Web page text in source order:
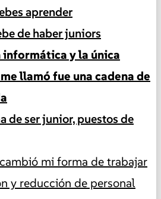
aprender
de haber juniors
informática y la única
llamó fue una cadena de
de ser junior, puestos de
mi forma de trabajar
y reducción de personal